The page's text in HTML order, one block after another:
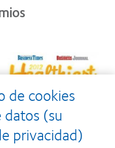
de cookies
(su
privacidad)